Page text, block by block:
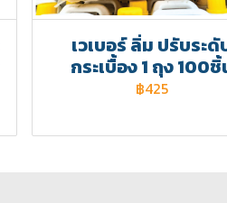
เวเบอร์ ลิ่ม ปรับระดั
กระเบื้อง 1 ถุง 100
฿425